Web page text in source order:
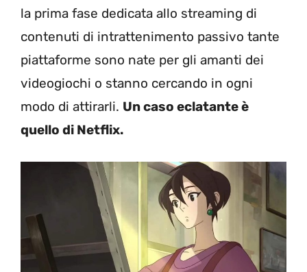
la prima fase dedicata allo streaming di
contenuti di intrattenimento passivo tante
piattaforme sono nate per gli amanti dei
videogiochi o stanno cercando in ogni
modo di attirarli. Un caso eclatante è
quello di Netflix.